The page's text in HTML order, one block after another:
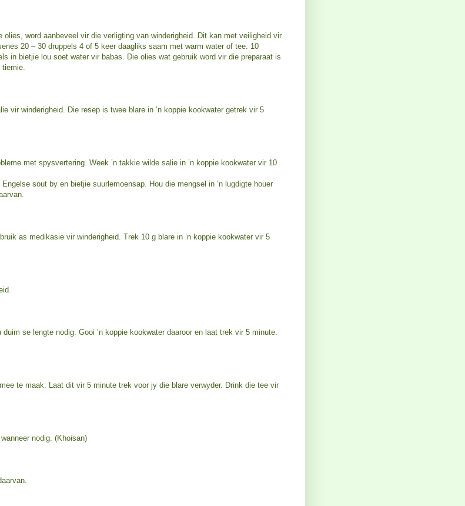
olies, word aanbeveel vir die verligting van winderigheid. Dit kan met veiligheid vir
20 – 30 druppels 4 of 5 keer daagliks saam met warm water of tee. 10
in bietjie lou soet water vir babas. Die olies wat gebruik word vir die preparaat is
vir winderigheid. Die resep is twee blare in ’n koppie kookwater getrek vir 5
met spysvertering. Week ’n takkie wilde salie in ’n koppie kookwater vir 10
sout by en bietjie suurlemoensap. Hou die mengsel in ’n lugdigte houer
as medikasie vir winderigheid. Trek 10 g blare in ’n koppie kookwater vir 5
se lengte nodig. Gooi ’n koppie kookwater daaroor en laat trek vir 5 minute.
te maak. Laat dit vir 5 minute trek voor jy die blare verwyder. Drink die tee vir
nodig. (Khoisan)